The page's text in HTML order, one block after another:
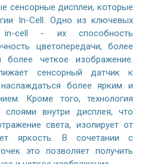
сенсорные дисплеи, которые
In-Cell. Одно из ключевых
in-cell - их способность
цветопередачи, более
четкое изображение.
сенсорный датчик к
более ярким и
Кроме того, технология
внутри дисплея, что
света, изолирует от
яркость. В сочетании с
это позволяет получить